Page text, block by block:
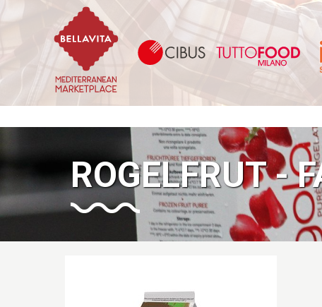
Bellavita Marketplace
ROGELFRUT -